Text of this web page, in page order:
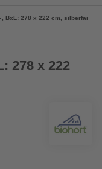
BxL: 278 x 222 cm, silberfarben
278 x 222